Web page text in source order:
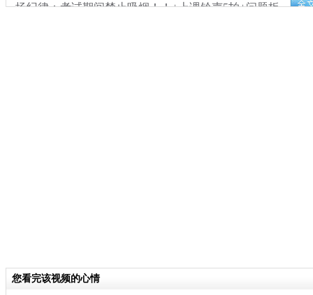
场纪律：考试期间禁止吸烟！！+上课铃声5拍+问题板。
您看完该视频的心情